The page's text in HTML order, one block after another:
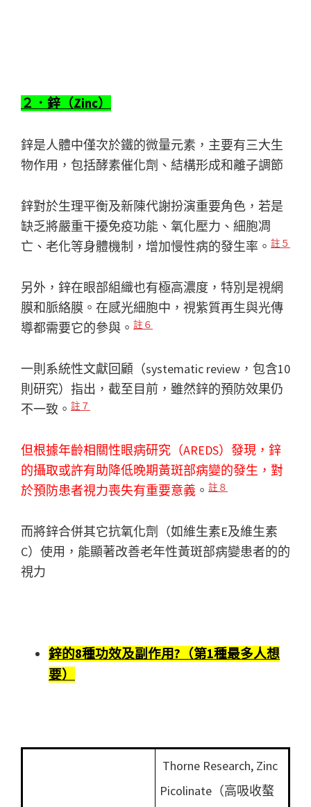
２．鋅（Zinc）
鋅是人體中僅次於鐵的微量元素，主要有三大生
物作用，包括酵素催化劑、結構形成和離子調節
鋅對於生理平衡及新陳代謝扮演重要角色，若是
缺乏將嚴重干擾免疫功能、氧化壓力、細胞凋
亡、老化等身體機制，增加慢性病的發生率。 註５
另外，鋅在眼部組織也有極高濃度，特別是視網
膜和脈絡膜。在感光細胞中，視紫質再生與光傳
導都需要它的參與。 註６
一則系統性文獻回顧（systematic review，包含10
則研究）指出，截至目前，雖然鋅的預防效果仍
不一致。 註７
但根據年齡相關性眼病研究（AREDS）發現，鋅
的攝取或許有助降低晚期黃斑部病變的發生，對
於預防患者視力喪失有重要意義 。 註８
而將鋅合併其它抗氧化劑（如維生素E及維生素
C）使用，能顯著改善老年性黃斑部病變患者的的
視力
鋅的8種功效及副作用?（第1種最多人想
要）
Thorne Research, Zinc
Picolinate（高吸收螯